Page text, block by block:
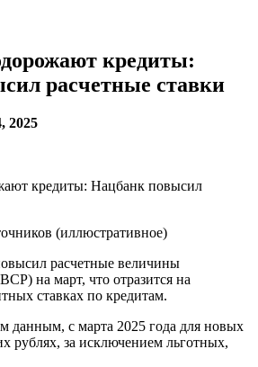
кредиты:
расчетные ставки
2025
(иллюстративное)
расчетные величины
на март, что отразится на
ставках по кредитам.
данным, с марта 2025 года для новых
рублях, за исключением льготных,